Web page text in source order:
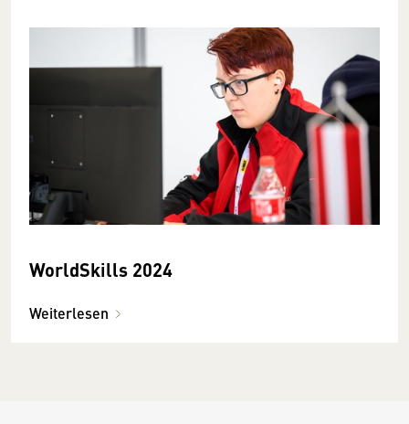
WorldSkills 2024
Weiterlesen